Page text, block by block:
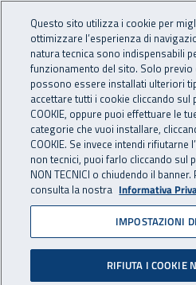
INAIL -
Navigazione
Pagina non
Il contenuto non è stato
navigazione è possibile ritornare
Questo sito utilizza i cookie per
ottimizzare l’esperienza di
natura tecnica sono indispensabili
funzionamento del sito. Solo previo
possono essere installati ulteriori
accettare tutti i cookie cliccando sul
COOKIE, oppure puoi effettuare le
categorie che vuoi installare,
COOKIE. Se invece intendi rifiutarne
non tecnici, puoi farlo cliccando sul
NON TECNICI o chiudendo il
consulta la nostra Informativa
IMPOSTAZIONI
RIFIUTA I COOKIE